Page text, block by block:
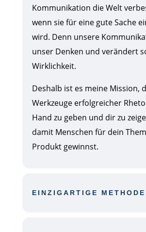
Kommunikation die Welt
wenn sie für eine gute Sache
wird. Denn unsere
unser Denken und verändert
Wirklichkeit.
Deshalb ist es meine Mission,
Werkzeuge erfolgreicher
Hand zu geben und dir zu
damit Menschen für dein
Produkt gewinnst.
EINZIGARTIGE METHODE